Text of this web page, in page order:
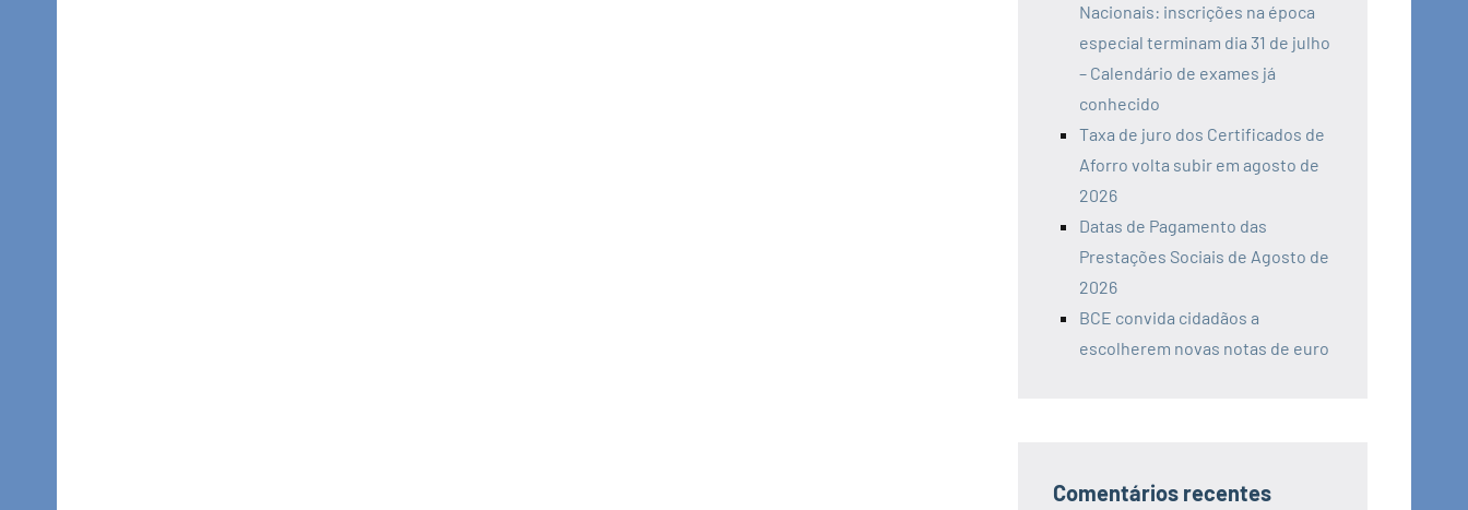
Nacionais: inscrições na época
especial terminam dia 31 de julho
– Calendário de exames já
conhecido
Taxa de juro dos Certificados de
Aforro volta subir em agosto de
2026
Datas de Pagamento das
Prestações Sociais de Agosto de
2026
BCE convida cidadãos a
escolherem novas notas de euro
Comentários recentes